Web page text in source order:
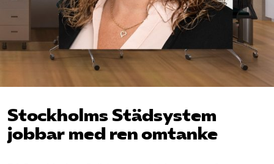
Bli medlem
Logga in på Arbetsgivarguiden
Stockholms Städsystem
jobbar med ren omtanke